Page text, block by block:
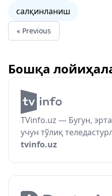
салқинланиш
« Previous
Бошқа
TVinfo.uz — Бугун,
учун тўлиқ
tvinfo.uz